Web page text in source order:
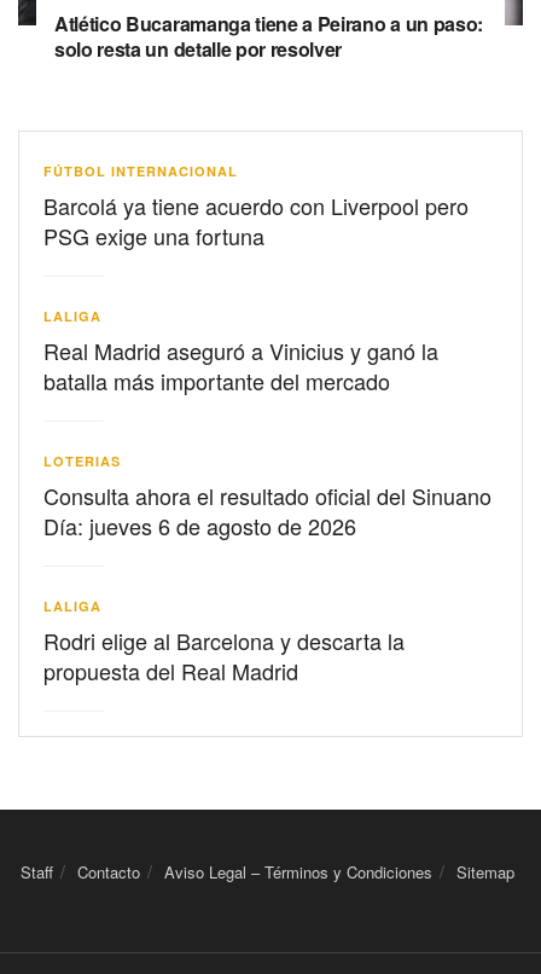
Atlético Bucaramanga tiene a Peirano a un paso:
solo resta un detalle por resolver
FÚTBOL INTERNACIONAL
Barcolá ya tiene acuerdo con Liverpool pero
PSG exige una fortuna
LALIGA
Real Madrid aseguró a Vinicius y ganó la
batalla más importante del mercado
LOTERIAS
Consulta ahora el resultado oficial del Sinuano
Día: jueves 6 de agosto de 2026
LALIGA
Rodri elige al Barcelona y descarta la
propuesta del Real Madrid
Staff Contacto Aviso Legal – Términos y Condiciones Sitemap